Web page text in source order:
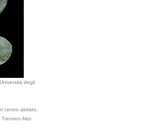
degli
centro abitato,
Alto-